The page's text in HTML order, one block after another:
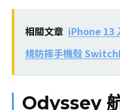
相關文章 iPhone 13
規防摔手機殼
Odyssey